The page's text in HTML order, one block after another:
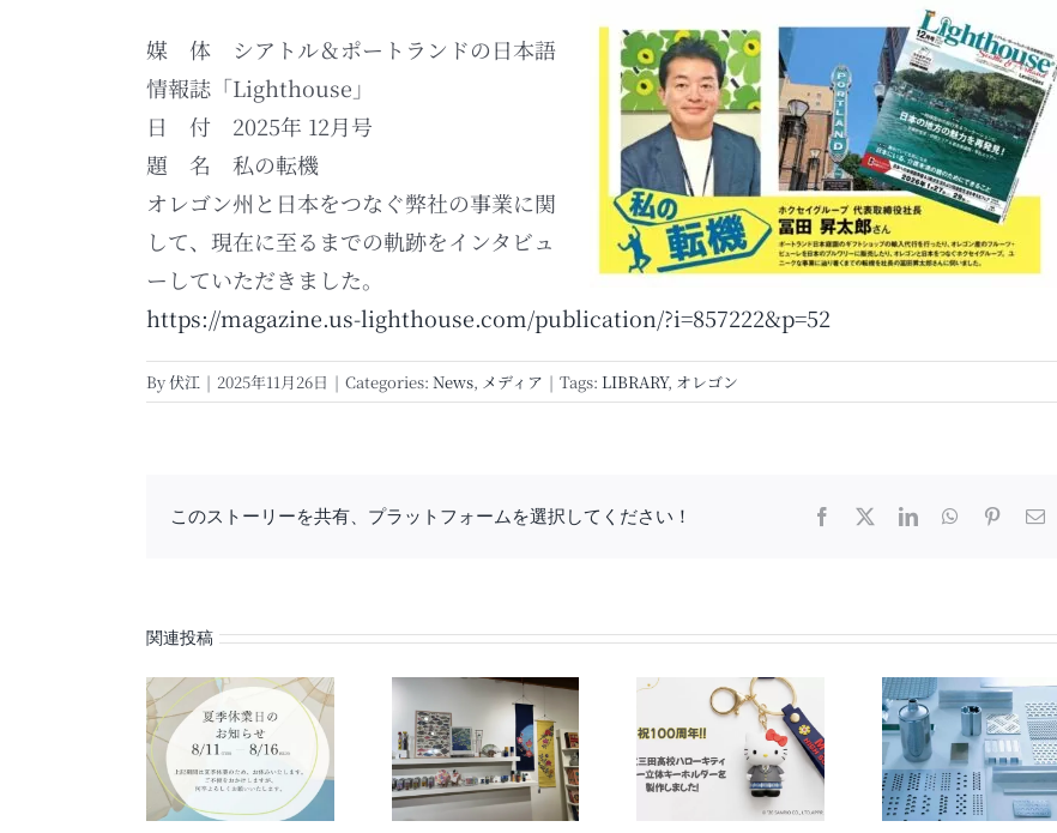
媒 体 シアトル＆ポートランドの日本語
情報誌「Lighthouse」
日 付 2025年 12月号
題 名 私の転機
オレゴン州と日本をつなぐ弊社の事業に関
して、現在に至るまでの軌跡をインタビュ
ーしていただきました。
https://magazine.us-lighthouse.com/publication/?i=857222&p=52
By伏江 | 2025年11月26日 | Categories: News, メディア | Tags: LIBRARY, オレゴン
このストーリーを共有、プラットフォームを選択してください！ Facebook LinkedInWhatsApp
Pinterest
電
関連投稿